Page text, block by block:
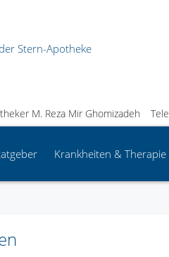
M. Reza Mir Ghomizadeh
Krankheiten & Therapie